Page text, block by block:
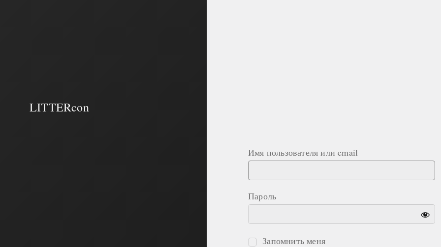
LITTERcon
Имя пользователя или email
Пароль
Запомнить меня